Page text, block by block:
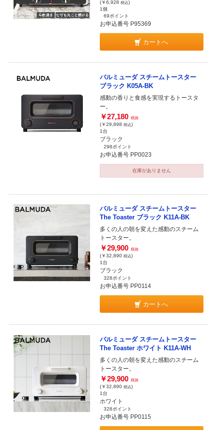
(￥6,928 税込)
1個
69ポイント
お申込番号 P95369
カートへ
バルミューダ スチームトースター
ブラック K05A-BK
感動の香りと食感を実現するトースタ
ー。
￥27,180 税抜
(￥29,898 税込)
1台
ブラック
298ポイント
お申込番号 PP0023
在庫がありません
バルミューダ スチームトースター
The Toaster ブラック K11A-BK
多くの人の朝を変えた感動のスチーム
トースター。
￥29,900 税抜
(￥32,890 税込)
1台
ブラック
328ポイント
お申込番号 PP0114
カートへ
バルミューダ スチームトースター
The Toaster ホワイト K11A-WH
多くの人の朝を変えた感動のスチーム
トースター。
￥29,900 税抜
(￥32,890 税込)
1台
ホワイト
328ポイント
お申込番号 PP0115